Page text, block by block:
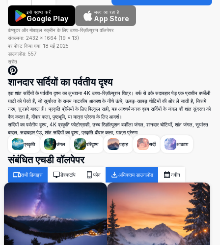
इसे प्राप्त करें
Google Play
जल्द आ रहा है
App Store
कंप्यूटर और मोबाइल स्क्रीन के लिए उच्च-रिज़ॉल्यूशन वॉलपेपर
संकल्पना: 2432 × 1664 (19 × 13)
पर पोस्ट किया गया: 18 मई 2025
डाउनलोड: 557
स्रोत
शानदार सर्दियों का पर्वतीय दृश्य
एक शांत सर्दियों के पर्वतीय दृश्य का लुभावना 4K उच्च-रिज़ॉल्यूशन चित्र। बर्फ से ढके सदाबहार पेड़ एक प्राचीन बर्फीली
घाटी को घेरते हैं, जो सूर्यास्त के समय नाटकीय आकाश के नीचे ऊंचे, ऊबड़-खाबड़ चोटियों की ओर ले जाती है, जिसमें
नरम, सुनहरे बादल हैं। प्रकृति प्रेमियों के लिए बिल्कुल सही, यह आश्चर्यजनक दृश्य सर्दियों के जंगल की शांत सुंदरता को
कैद करता है, दीवार कला, पृष्ठभूमि, या यात्रा प्रेरणा के लिए आदर्श।
सर्दियों का पर्वतीय दृश्य, 4K प्रकृति फोटोग्राफी, उच्च रिज़ॉल्यूशन बर्फीला जंगल, शानदार चोटियाँ, शांत जंगल, सूर्यास्त
बादल, सदाबहार पेड़, शांत सर्दियों का दृश्य, प्रकृति दीवार कला, यात्रा प्रेरणा
प्रकृति
जंगल परिदृश्य पहाड़ सर्दी आकाश
संबंधित एचडी वॉलपेपर
सभी डिवाइस डेस्कटॉप फोन अधिकतम डाउनलोड नवीन